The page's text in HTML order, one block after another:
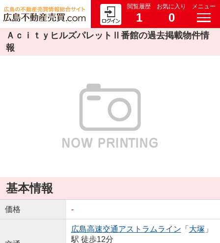
閲覧履歴
1
お気に入り
0
メニュー
ＡｃｉｔｙヒルズパレットⅡ番館の過去掲載物件情
報
基本情報
価格 -
広島高速交通アストラムライン 「 大塚 」
駅 徒歩12分